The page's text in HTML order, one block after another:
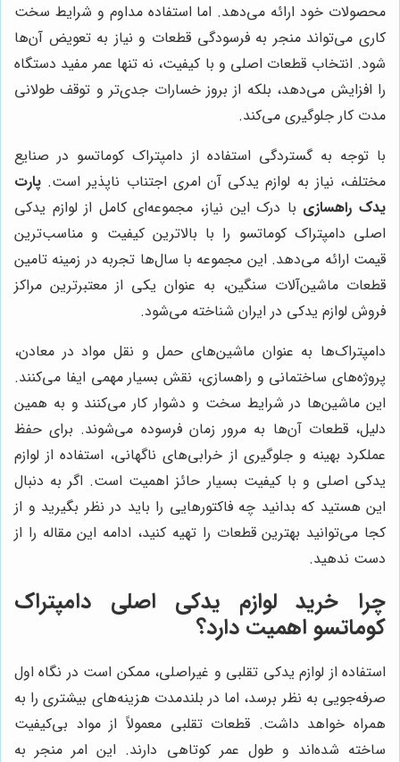
محصولات خود ارائه می‌دهد. اما استفاده مداوم و شرایط سخت
کاری می‌تواند منجر به فرسودگی قطعات و نیاز به تعویض آن‌ها
شود. انتخاب قطعات اصلی و با کیفیت، نه تنها عمر مفید دستگاه
را افزایش می‌دهد، بلکه از بروز خسارات جدی‌تر و توقف طولانی
مدت کار جلوگیری می‌کند.
با توجه به گستردگی استفاده از دامپتراک کوماتسو در صنایع
مختلف، نیاز به لوازم یدکی آن امری اجتناب ناپذیر است. پارت
یدک راهسازی با درک این نیاز، مجموعه‌ای کامل از لوازم یدکی
اصلی دامپتراک کوماتسو را با بالاترین کیفیت و مناسب‌ترین
قیمت ارائه می‌دهد. این مجموعه با سال‌ها تجربه در زمینه تامین
قطعات ماشین‌آلات سنگین، به عنوان یکی از معتبرترین مراکز
فروش لوازم یدکی در ایران شناخته می‌شود.
دامپتراک‌ها به عنوان ماشین‌های حمل و نقل مواد در معادن،
پروژه‌های ساختمانی و راهسازی، نقش بسیار مهمی ایفا می‌کنند.
این ماشین‌ها در شرایط سخت و دشوار کار می‌کنند و به همین
دلیل، قطعات آن‌ها به مرور زمان فرسوده می‌شوند. برای حفظ
عملکرد بهینه و جلوگیری از خرابی‌های ناگهانی، استفاده از لوازم
یدکی اصلی و با کیفیت بسیار حائز اهمیت است. اگر به دنبال
این هستید که بدانید چه فاکتورهایی را باید در نظر بگیرید و از
کجا می‌توانید بهترین قطعات را تهیه کنید، ادامه این مقاله را از
دست ندهید.
چرا خرید لوازم یدکی اصلی دامپتراک
کوماتسو اهمیت دارد؟
استفاده از لوازم یدکی تقلبی و غیراصلی، ممکن است در نگاه اول
صرفه‌جویی به نظر برسد، اما در بلندمدت هزینه‌های بیشتری را به
همراه خواهد داشت. قطعات تقلبی معمولاً از مواد بی‌کیفیت
ساخته شده‌اند و طول عمر کوتاهی دارند. این امر منجر به